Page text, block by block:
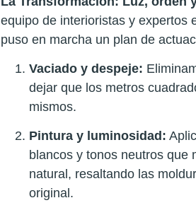
equipo de interioristas y expertos
puso en marcha un plan de
Vaciado y despeje:
dejar que los metros
mismos.
Pintura y luminosidad:
blancos y tonos neutros que
natural, resaltando las
original.